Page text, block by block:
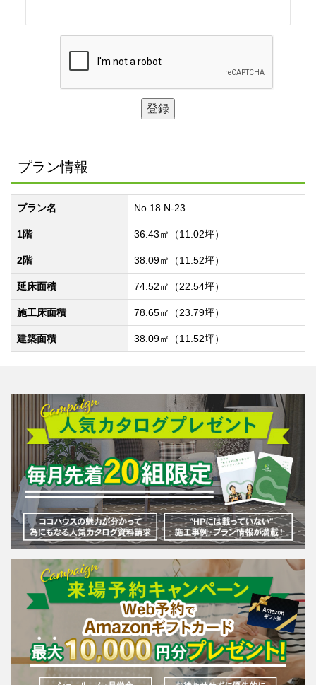
プラン情報
プラン名 No.18 N-23
1階 36.43㎡（11.02坪）
2階 38.09㎡（11.52坪）
延床面積 74.52㎡（22.54坪）
施工床面積 78.65㎡（23.79坪）
建築面積 38.09㎡（11.52坪）